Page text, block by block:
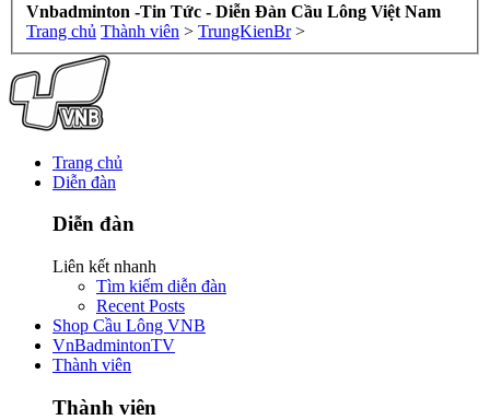
Vnbadminton -Tin Tức - Diễn Đàn Cầu Lông Việt Nam
Trang chủ Thành viên > TrungKienBr >
Trang chủ
Diễn đàn
Diễn đàn
Liên kết nhanh
Tìm kiếm diễn đàn
Recent Posts
Shop Cầu Lông VNB
VnBadmintonTV
Thành viên
Thành viên